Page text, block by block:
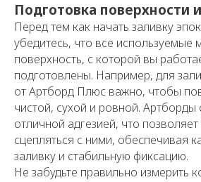
Подготовка поверхности
Перед тем как начать заливку
убедитесь, что все используемые
поверхность, с которой вы
подготовлены. Например, для
от Артборд Плюс важно, чтобы
чистой, сухой и ровной.
отличной адгезией, что
сцепляться с ними, обеспечивая
заливку и стабильную фиксацию.
Не забудьте правильно измерить